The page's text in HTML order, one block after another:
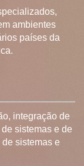
ambientes
países da
integração de
sistemas e de
sistemas e